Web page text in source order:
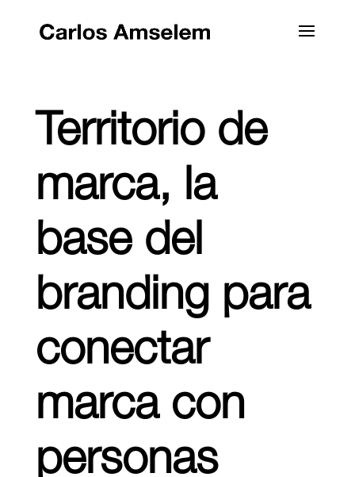
Territorio de
marca, la
base del
branding para
conectar
marca con
personas